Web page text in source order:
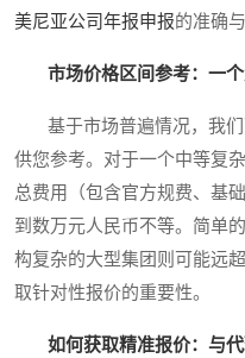
美尼亚公司年报申报的准确
市场价格区间参考：一
基于市场普遍情况，我们
供您参考。对于一个中等复
总费用（包含官方规费、基
到数万元人民币不等。简单
构复杂的大型集团则可能远
取针对性报价的重要性。
如何获取精准报价：与